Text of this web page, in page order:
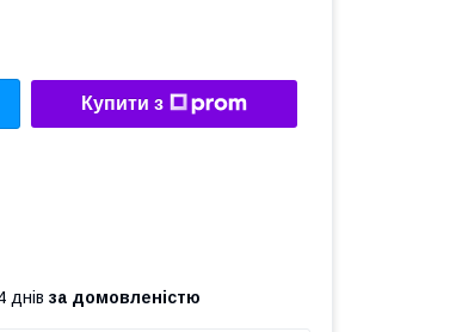
Купити з
днів за домовленістю